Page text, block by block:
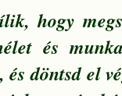
hogy
és
és döntsd el